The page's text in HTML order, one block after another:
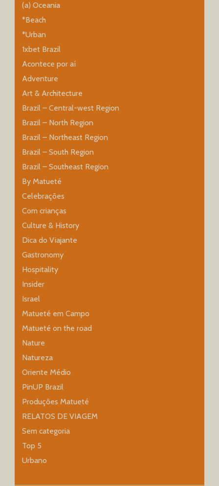
(a) Oceania
*Beach
*Urban
1xbet Brazil
Acontece por aí
Adventure
Art & Architecture
Brazil – Central-west Region
Brazil – North Region
Brazil – Northeast Region
Brazil – South Region
Brazil – Southeast Region
By Matueté
Celebrações
Com crianças
Culture & History
Dica do Viajante
Gastronomy
Hospitality
Insider
Israel
Matueté em Campo
Matueté on the road
Nature
Natureza
Oriente Médio
PinUP Brazil
Produções Matueté
RELATOS DE VIAGEM
Sem categoria
Top 5
Urbano